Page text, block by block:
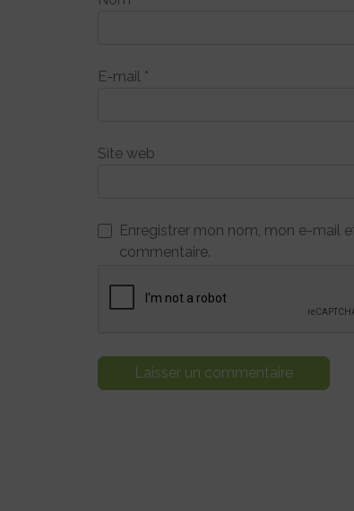
E-mail *
Site web
Enregistrer mon nom, mon e-mail
commentaire.